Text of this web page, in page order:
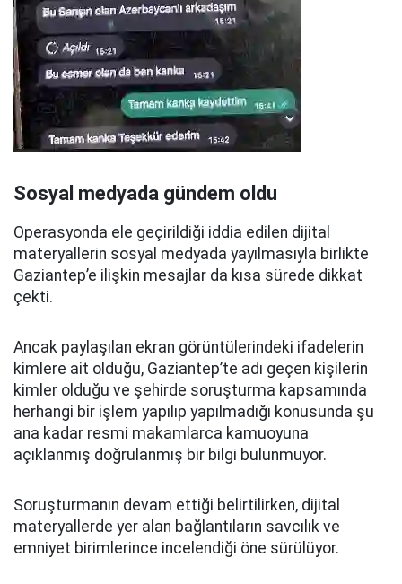
Sosyal medyada gündem oldu
Operasyonda ele geçirildiği iddia edilen dijital
materyallerin sosyal medyada yayılmasıyla birlikte
Gaziantep’e ilişkin mesajlar da kısa sürede dikkat
çekti.
Ancak paylaşılan ekran görüntülerindeki ifadelerin
kimlere ait olduğu, Gaziantep’te adı geçen kişilerin
kimler olduğu ve şehirde soruşturma kapsamında
herhangi bir işlem yapılıp yapılmadığı konusunda şu
ana kadar resmi makamlarca kamuoyuna
açıklanmış doğrulanmış bir bilgi bulunmuyor.
Soruşturmanın devam ettiği belirtilirken, dijital
materyallerde yer alan bağlantıların savcılık ve
emniyet birimlerince incelendiği öne sürülüyor.